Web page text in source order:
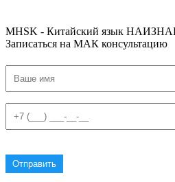
MHSK - Китайский язык
Записаться на МАК консультацию